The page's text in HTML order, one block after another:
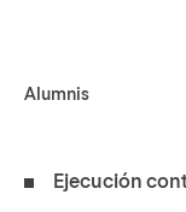
Alumnis
Ejecución